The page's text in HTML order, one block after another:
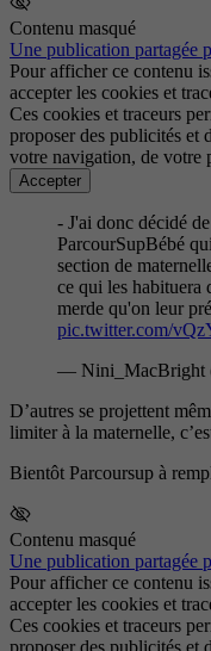
Contenu masqué
Une publication
Pour afficher ce contenu
accepter les cookies et
Ces cookies et traceurs
proposer des publicités et
votre navigation, de votre
Accepter
- J'ai donc décidé
ParcourSupBébé
section de
ce qui les habituera
merde qu'on leur
pic.twitter.com/
— Nini_MacBright
D’autres se projettent
limiter à la maternelle,
Bientôt Parcoursup à
Contenu masqué
Une publication partagée
Pour afficher ce contenu
accepter les cookies et
Ces cookies et traceurs
proposer des publicités et